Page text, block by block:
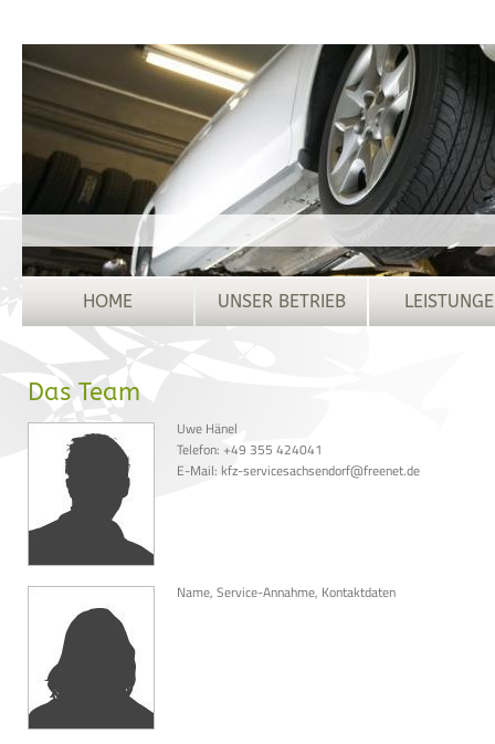
HOME UNSER BETRIEB
Das Team
Uwe Hänel
Telefon: +49 355 424041
E-Mail: kfz-servicesachsendorf@freenet.de
Name, Service-Annahme, Kontaktdaten